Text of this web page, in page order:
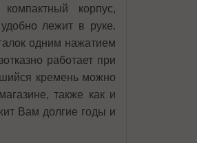
корпус,
лежит в руке.
одним нажатием
работает при
кремень можно
также как и
Вам долгие годы и